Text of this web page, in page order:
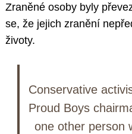
Zraněné osoby byly
se, že jejich zranění
životy.
Conservative
Proud Boys
one other person